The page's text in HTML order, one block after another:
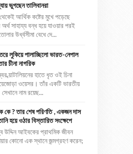
ভুগছেন তালিবানরা
আর্থিক কষ্টের মুখে পড়েছে
অর্থ সাহায্য বন্ধ হয়ে যাওয়ার পরই
উর্ধ্বসীমা বেধে দে...
লুকিয়ে পালাচ্ছিলো ভারত-নেপাল
চীনা নাগরিক
ব্য়াটালিয়নের হাতে ধৃত ওই চিনা
ওয়েসর। তাঁর একটি ভারতীয়
নাম রয়েছ...
? তার শেষ পরিণতি , একজন দাস
হয়ে ওঠার বিস্তারিত সংক্ষেপে
প্রাথমিক জীবন
কোনো এক স্থানে জন্মগ্রহণ করেন;